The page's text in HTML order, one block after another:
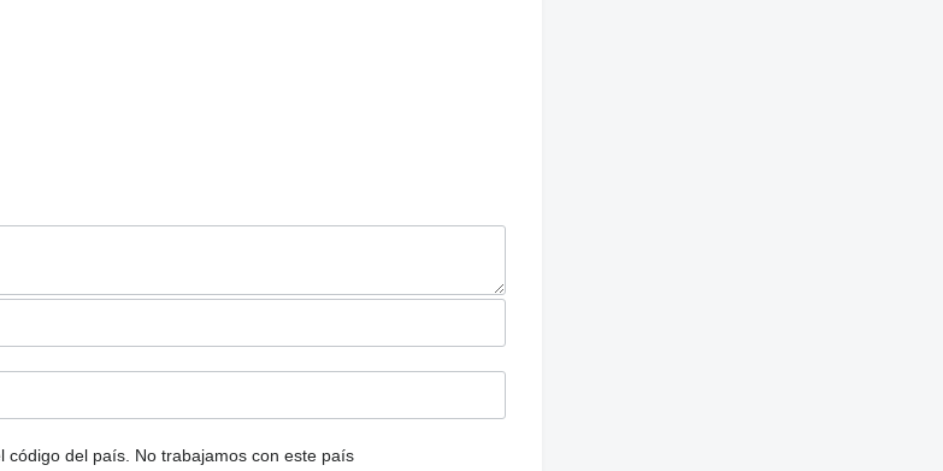
código del país. No trabajamos con este país